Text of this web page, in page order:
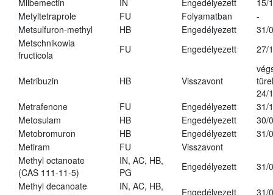
Milbemectin
IN Engedélyezett
15/
Metyltetraprole
FU Folyamatban
-
Metsulfuron-methyl
HB Engedélyezett
31/
Metschnikowia
fructicola
FU Engedélyezett 27/
Metribuzin HB Visszavont
24/
Metrafenone
FU Engedélyezett
31/
Metosulam
HB Engedélyezett
30/
Metobromuron
HB Engedélyezett
31/
Metiram
FU
Visszavont
Methyl octanoate
(CAS 111-11-5)
IN, AC, HB,
PG
Engedélyezett
31/
Methyl decanoate
IN, AC, HB,
Engedélyezett
31/